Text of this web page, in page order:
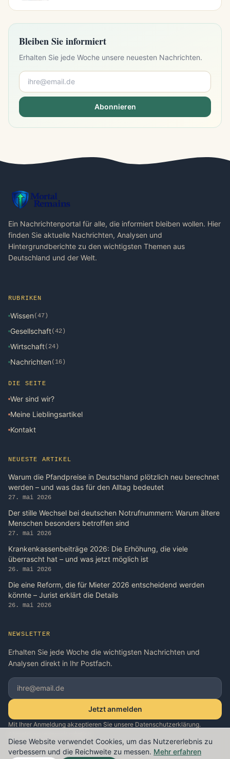
Bleiben Sie informiert
Erhalten Sie jede Woche unsere neuesten Nachrichten.
Abonnieren
Ein Nachrichtenportal für alle, die informiert bleiben wollen. Hier
finden Sie aktuelle Nachrichten, Analysen und
Hintergrundberichte zu den wichtigsten Themen aus
Deutschland und der Welt.
RUBRIKEN
Wissen (47)
Gesellschaft(42)
Wirtschaft(24)
Nachrichten (16)
DIE SEITE
Wer sind wir?
Meine Lieblingsartikel
Kontakt
NEUESTE ARTIKEL
Warum die Pfandpreise in Deutschland plötzlich neu berechnet
werden – und was das für den Alltag bedeutet
27. mai 2026
Der stille Wechsel bei deutschen Notrufnummern: Warum ältere
Menschen besonders betroffen sind
27. mai 2026
Krankenkassenbeiträge 2026: Die Erhöhung, die viele
überrascht hat – und was jetzt möglich ist
26. mai 2026
Die eine Reform, die für Mieter 2026 entscheidend werden
könnte – Jurist erklärt die Details
26. mai 2026
NEWSLETTER
Erhalten Sie jede Woche die wichtigsten Nachrichten und
Analysen direkt in Ihr Postfach.
Jetzt anmelden
Mit Ihrer Anmeldung akzeptieren Sie unsere Datenschutzerklärung.
Diese Website verwendet Cookies, um das Nutzererlebnis zu
verbessern und die Reichweite zu messen. Mehr erfahren